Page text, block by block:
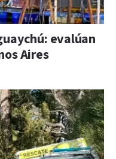
evalúan
Aires